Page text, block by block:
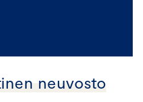
neuvosto